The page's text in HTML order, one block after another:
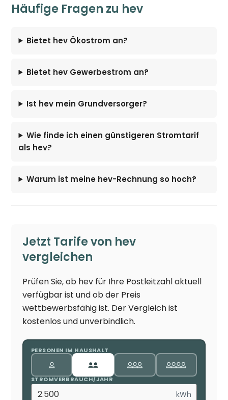
Häufige Fragen zu hev
Bietet hev Ökostrom an?
Bietet hev Gewerbestrom an?
Ist hev mein Grundversorger?
Wie finde ich einen günstigeren Stromtarif
als hev?
Warum ist meine hev-Rechnung so hoch?
Jetzt Tarife von hev
vergleichen
Prüfen Sie, ob hev für Ihre Postleitzahl aktuell
verfügbar ist und ob der Preis
wettbewerbsfähig ist. Der Vergleich ist
kostenlos und unverbindlich.
PERSONEN IM HAUSHALT
STROMVERBRAUCH/JAHR
kWh